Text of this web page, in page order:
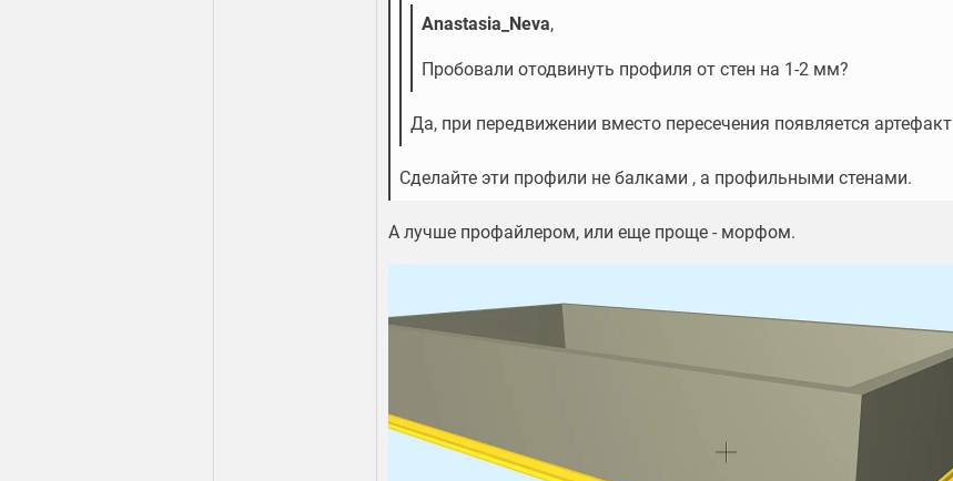
Anastasia_Neva,
Пробовали отодвинуть профиля от стен на 1-2 мм?
Да, при передвижении вместо пересечения появляется артефакт
Сделайте эти профили не балками , а профильными стенами.
А лучше профайлером, или еще проще - морфом.